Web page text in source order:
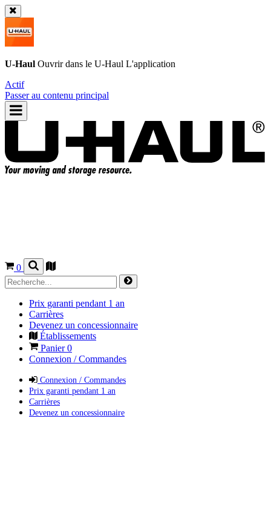
U-Haul Ouvrir dans le U-Haul L'application
Actif
Passer au contenu principal
0
Prix garanti pendant 1 an
Carrières
Devenez un concessionnaire
Établissements
Panier0
Connexion / Commandes
Connexion / Commandes
Prix garanti pendant 1 an
Carrières
Devenez un concessionnaire